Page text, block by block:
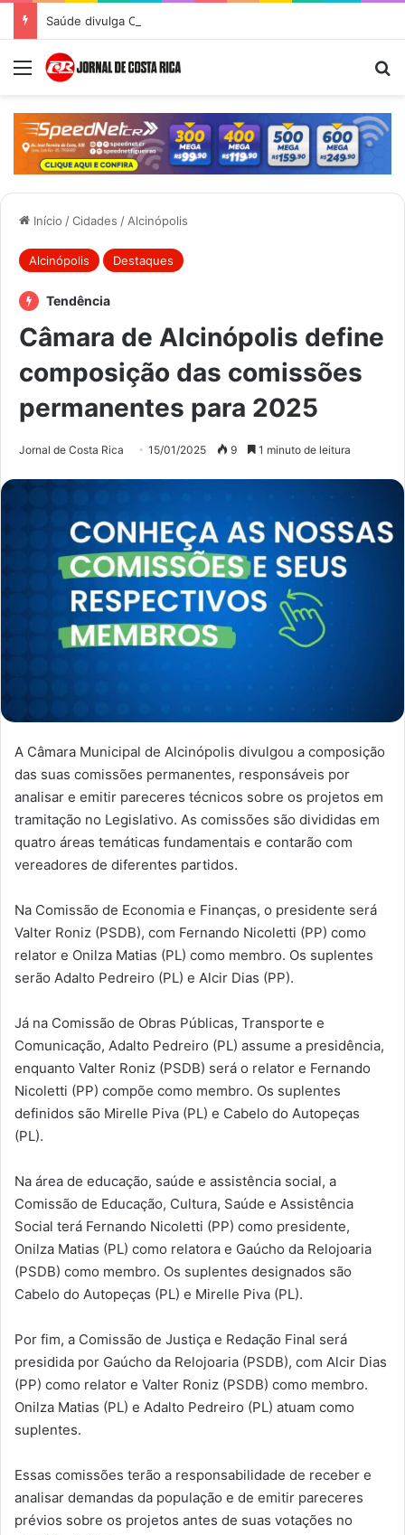
Menu
Início /Cidades / Alcinópolis
Alcinópolis Destaques
Tendência
Câmara de Alcinópolis define
composição das comissões
permanentes para 2025
Jornal de Costa Rica 15/01/2025 9 1 minuto de leitura
A Câmara Municipal de Alcinópolis divulgou a composição
das suas comissões permanentes, responsáveis por
analisar e emitir pareceres técnicos sobre os projetos em
tramitação no Legislativo. As comissões são divididas em
quatro áreas temáticas fundamentais e contarão com
vereadores de diferentes partidos.
Na Comissão de Economia e Finanças, o presidente será
Valter Roniz (PSDB), com Fernando Nicoletti (PP) como
relator e Onilza Matias (PL) como membro. Os suplentes
serão Adalto Pedreiro (PL) e Alcir Dias (PP).
Já na Comissão de Obras Públicas, Transporte e
Comunicação, Adalto Pedreiro (PL) assume a presidência,
enquanto Valter Roniz (PSDB) será o relator e Fernando
Nicoletti (PP) compõe como membro. Os suplentes
definidos são Mirelle Piva (PL) e Cabelo do Autopeças
(PL).
Na área de educação, saúde e assistência social, a
Comissão de Educação, Cultura, Saúde e Assistência
Social terá Fernando Nicoletti (PP) como presidente,
Onilza Matias (PL) como relatora e Gaúcho da Relojoaria
(PSDB) como membro. Os suplentes designados são
Cabelo do Autopeças (PL) e Mirelle Piva (PL).
Por fim, a Comissão de Justiça e Redação Final será
presidida por Gaúcho da Relojoaria (PSDB), com Alcir Dias
(PP) como relator e Valter Roniz (PSDB) como membro.
Onilza Matias (PL) e Adalto Pedreiro (PL) atuam como
suplentes.
Essas comissões terão a responsabilidade de receber e
analisar demandas da população e de emitir pareceres
prévios sobre os projetos antes de suas votações no